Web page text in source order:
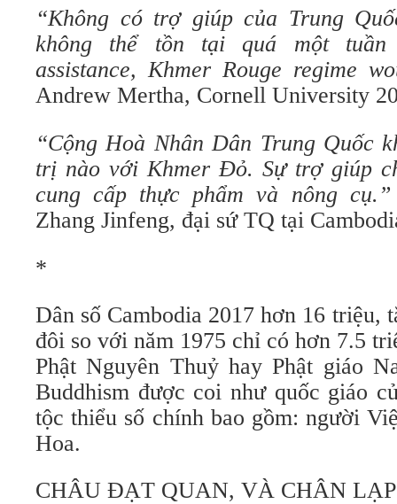
“Không có trợ giúp của Trung
không thể tồn tại quá một tuần
assistance, Khmer Rouge regime
Andrew Mertha, Cornell University
“Cộng Hoà Nhân Dân Trung Quốc
trị nào với Khmer Đỏ. Sự trợ giúp
cung cấp thực phẩm và nông cụ.”
Zhang Jinfeng, đại sứ TQ tại
*
Dân số Cambodia 2017 hơn 16 triệu,
đôi so với năm 1975 chỉ có hơn 7.5
Phật Nguyên Thuỷ hay Phật giáo
Buddhism được coi như quốc giáo
tộc thiểu số chính bao gồm: người
Hoa.
CHÂU ĐẠT QUAN, VÀ CHÂN